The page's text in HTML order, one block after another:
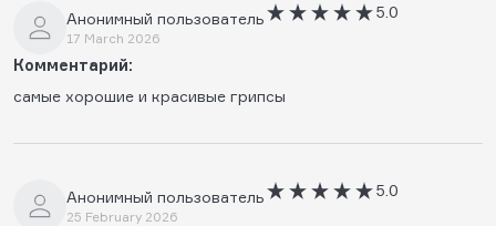
Анонимный пользователь
17 March 2026
5.0
Комментарий:
самые хорошие и красивые грипсы
Анонимный пользователь
25 February 2026
5.0